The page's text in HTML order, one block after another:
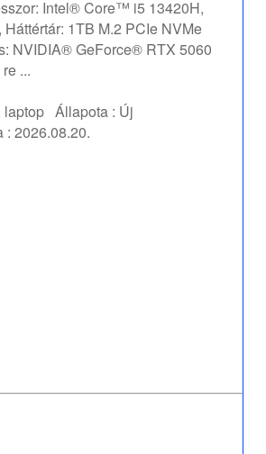
Intel® Core™ i5 13420H,
Háttértár: 1TB M.2 PCIe NVMe
NVIDIA® GeForce® RTX 5060
...
laptop Állapota : Új
:2026.08.20.